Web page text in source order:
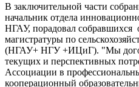
В заключительной части
начальник отдела
НГАУ, порадовал собравшихся
магистратуры по
(НГАУ+ НГУ +ИЦиГ). "Мы
текущих и перспективных
Ассоциации в
кооперационный